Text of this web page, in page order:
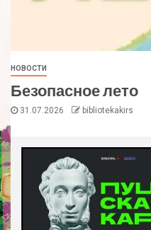
НОВОСТИ
Безопасное лето
31.07.2026 bibliotekakirs